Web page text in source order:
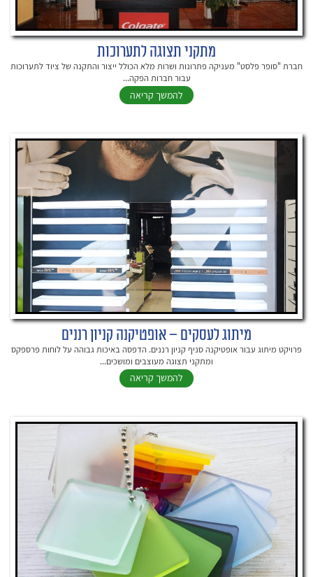
מתקני תצוגה לתערוכות
חברת "סופר פלסט" מעניקה פתרונות ושרות מלא הכולל ייצור והתקנה של ציוד לתערוכות
עבור חברות הפקה...
להמשך קריאה
מיתוג לעסקים – אופטיקנה קניון רננים
פרויקט מיתוג עבור אופטיקנה סניף קניון רננים. הדפסה באיכות גבוהה על לוחות פרספקס
ומתקני תצוגה מעוצבים ומושכים...
להמשך קריאה